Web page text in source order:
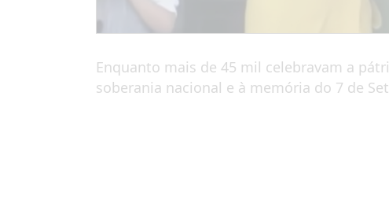
Enquanto mais de 45 mil celebravam a
soberania nacional e à memória do 7 de